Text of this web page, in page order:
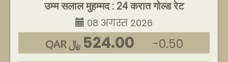
उम्म सलाल मुहम्मद : 24 करात गोल्ड रेट
08 अगस्त 2026
QAR ﷼ 524.00 -0.50